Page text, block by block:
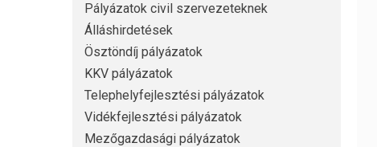
Pályázatok civil szervezeteknek
Álláshirdetések
Ösztöndíj pályázatok
KKV pályázatok
Telephelyfejlesztési pályázatok
Vidékfejlesztési pályázatok
Mezőgazdasági pályázatok